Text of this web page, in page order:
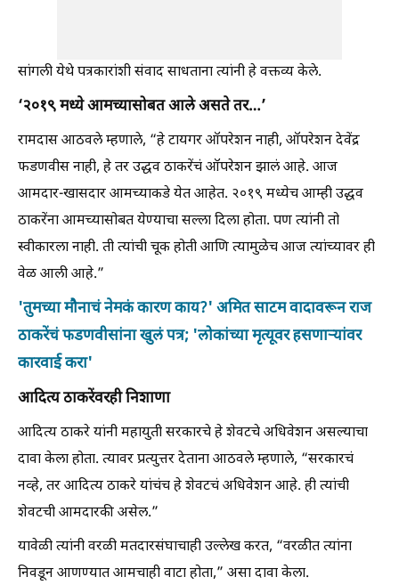
सांगली येथे पत्रकारांशी संवाद साधताना त्यांनी हे वक्तव्य केले.
‘२०१९ मध्ये आमच्यासोबत आले असते तर…’
रामदास आठवले म्हणाले, “हे टायगर ऑपरेशन नाही, ऑपरेशन देवेंद्र
फडणवीस नाही, हे तर उद्धव ठाकरेंचं ऑपरेशन झालं आहे. आज
आमदार-खासदार आमच्याकडे येत आहेत. २०१९ मध्येच आम्ही उद्धव
ठाकरेंना आमच्यासोबत येण्याचा सल्ला दिला होता. पण त्यांनी तो
स्वीकारला नाही. ती त्यांची चूक होती आणि त्यामुळेच आज त्यांच्यावर ही
वेळ आली आहे.”
'तुमच्या मौनाचं नेमकं कारण काय?' अमित साटम वादावरून राज
ठाकरेंचं फडणवीसांना खुलं पत्र; 'लोकांच्या मृत्यूवर हसणाऱ्यांवर
कारवाई करा'
आदित्य ठाकरेंवरही निशाणा
आदित्य ठाकरे यांनी महायुती सरकारचे हे शेवटचे अधिवेशन असल्याचा
दावा केला होता. त्यावर प्रत्युत्तर देताना आठवले म्हणाले, “सरकारचं
नव्हे, तर आदित्य ठाकरे यांचंच हे शेवटचं अधिवेशन आहे. ही त्यांची
शेवटची आमदारकी असेल.”
यावेळी त्यांनी वरळी मतदारसंघाचाही उल्लेख करत, “वरळीत त्यांना
निवडून आणण्यात आमचाही वाटा होता,” असा दावा केला.